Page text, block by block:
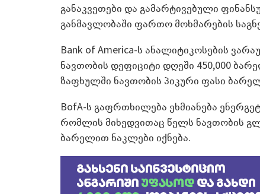
განაკვეთები და გამარტივებული
განმავლობაში ფართო მოხმარების
Bank of America-ს ანალიტიკოსების
ნავთობის დეფიციტი დღეში 450,000
ზაფხულში ნავთობის პიკური ფასი
BofA-ს გაფრთხილება ეხმიანება
რომლის მიხედვითაც წელს ნავთობის
ბარელით ნაკლები იქნება.